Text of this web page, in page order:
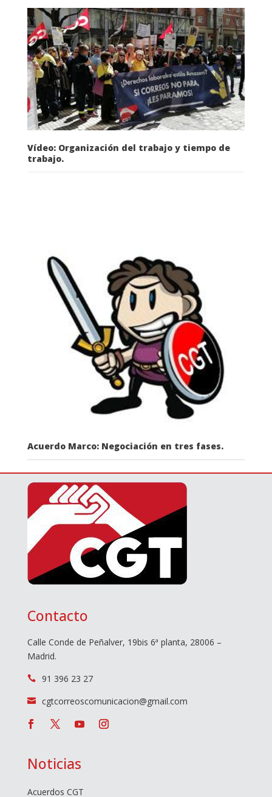
Vídeo: Organización del trabajo y tiempo de
trabajo.
Acuerdo Marco: Negociación en tres fases.
Contacto
Calle Conde de Peñalver, 19bis 6ª planta, 28006 –
Madrid.
 91 396 23 27
 cgtcorreoscomunicacion@gmail.com
Noticias
Acuerdos CGT